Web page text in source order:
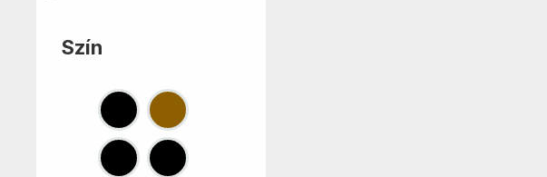
Szín